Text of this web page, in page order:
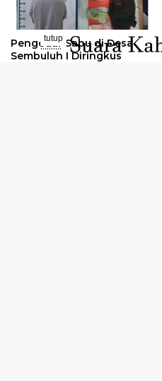
Pengedar Sabu di Desa
Sembuluh I Diringkus
tutup
..........